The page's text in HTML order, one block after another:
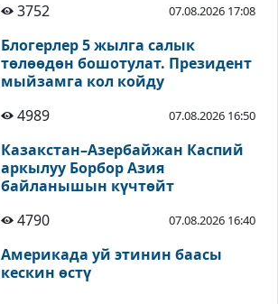
3752
07.08.2026 17:08
Блогерлер 5 жылга салык
төлөөдөн бошотулат. Президент
мыйзамга кол койду
4989
07.08.2026 16:50
Казакстан–Азербайжан Каспий
аркылуу Борбор Азия
байланышын күчтөйт
4790
07.08.2026 16:40
Америкада уй этинин баасы
кескин өстү